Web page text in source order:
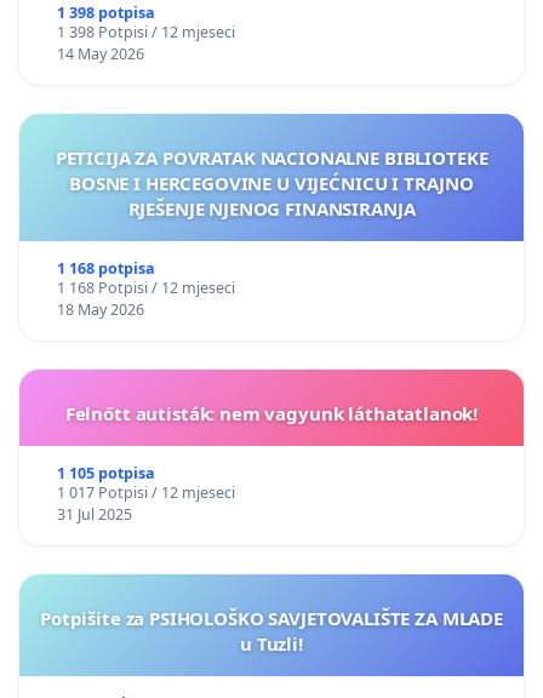
1 398 potpisa
1 398 Potpisi / 12 mjeseci
14 May 2026
PETICIJA ZA POVRATAK NACIONALNE BIBLIOTEKE
BOSNE I HERCEGOVINE U VIJEĆNICU I TRAJNO
RJEŠENJE NJENOG FINANSIRANJA
1 168 potpisa
1 168 Potpisi / 12 mjeseci
18 May 2026
Felnőtt autisták: nem vagyunk láthatatlanok!
1 105 potpisa
1 017 Potpisi / 12 mjeseci
31 Jul 2025
Potpišite za PSIHOLOŠKO SAVJETOVALIŠTE ZA MLADE
u Tuzli!